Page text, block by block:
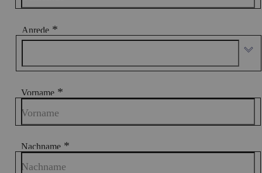
Anrede *
Vorname
Vorname *
Nachname
Nachname *